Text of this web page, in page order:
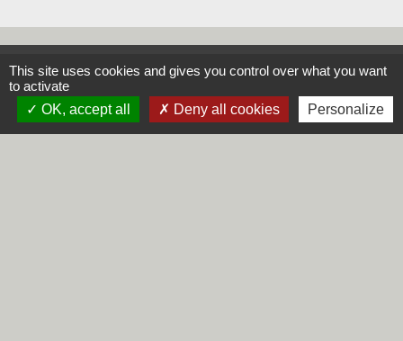
Contacts
Commune de Steene
Rue de la Mairie
This site uses cookies and gives you control over what you want
to activate
OK, accept all
Deny all cookies Personalize